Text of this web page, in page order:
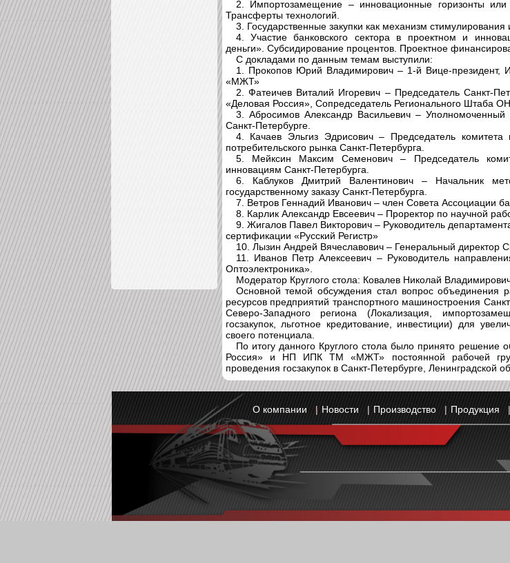
2. Импортозамещение – инновационные горизонты или
Трансферты технологий.
3. Государственные закупки как механизм стимулирования
4. Участие банковского сектора в проектном и
деньги». Субсидирование процентов. Проектное
С докладами по данным темам выступили:
1. Прокопов Юрий Владимирович – 1-й Вице-
«МЖТ»
2. Фатеичев Виталий Игоревич – Председатель Санкт-
«Деловая Россия», Сопредседатель Регионального Штаба
3. Абросимов Александр Васильевич –
Санкт-Петербурге.
4. Качаев Эльгиз Эдрисович – Председатель комитета
потребительского рынка Санкт-Петербурга.
5. Мейксин Максим Семенович – Председатель
инновациям Санкт-Петербурга.
6. Каблуков Дмитрий Валентинович – Начальник
государственному заказу Санкт-Петербурга.
7. Ветров Геннадий Иванович – член Совета Ассоциации
8. Карлик Александр Евсеевич – Проректор по научной
9. Жигалов Павел Викторович – Руководитель
сертификации «Русский Регистр»
10. Лызин Андрей Вячеславович – Генеральный
11. Иванов Петр Алексеевич – Руководитель
Оптоэлектроника».
Модератор Круглого стола: Ковалев Николай
Основной темой обсуждения стал вопрос
ресурсов предприятий транспортного машиностроения
Северо-Западного региона (Локализация,
госзакупок, льготное кредитование, инвестиции) для
своего потенциала.
По итогу данного Круглого стола было принято
Россия» и НП ИПК ТМ «МЖТ» постоянной рабочей
проведения госзакупок в Санкт-Петербурге, Ленинградской
О компании | Новости | Производство | Продукция |